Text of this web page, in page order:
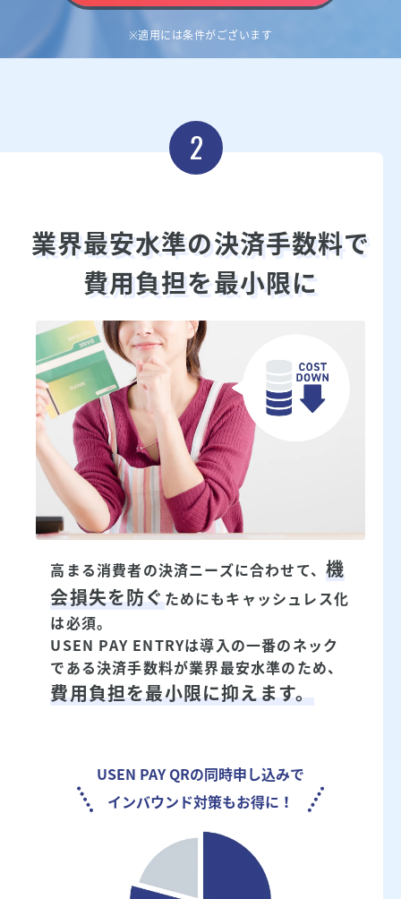
※適用には条件がございます
2
業界最安水準の決済手数料で
費用負担を最小限に
高まる消費者の決済ニーズに合わせて、機
会損失を防ぐ ためにもキャッシュレス化
は必須。
USEN PAY ENTRYは導入の一番のネック
である決済手数料が業界最安水準のため、
費用負担を最小限に抑えます。
USEN PAY QRの同時申し込みで
インバウンド対策もお得に！